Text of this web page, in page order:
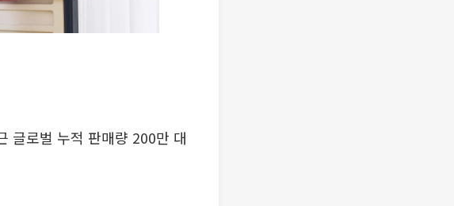
글로벌 누적 판매량 200만 대